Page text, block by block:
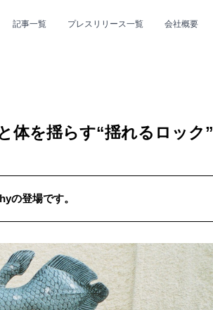
記事一覧 プレスリリース一覧 会社概要
#男性シンガーグループ #R&B/ソウル
を揺らす“揺れるロック”
の登場です。